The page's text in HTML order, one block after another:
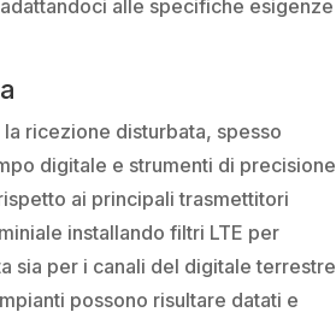
alle specifiche esigenze
ricezione disturbata, spesso
digitale e strumenti di precisione
ai principali trasmettitori
installando filtri LTE per
sia per i canali del digitale terrestre
possono risultare datati e